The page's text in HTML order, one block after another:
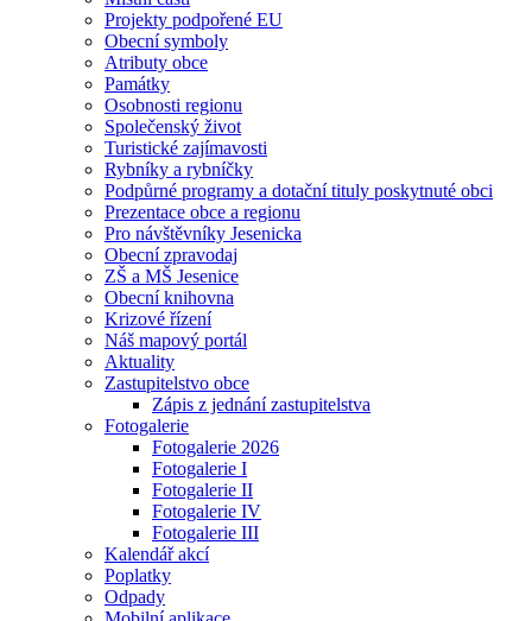
Projekty podpořené EU
Obecní symboly
Atributy obce
Památky
Osobnosti regionu
Společenský život
Turistické zajímavosti
Rybníky a rybníčky
Podpůrné programy a dotační tituly poskytnuté obci
Prezentace obce a regionu
Pro návštěvníky Jesenicka
Obecní zpravodaj
ZŠ a MŠ Jesenice
Obecní knihovna
Krizové řízení
Náš mapový portál
Aktuality
Zastupitelstvo obce
Zápis z jednání zastupitelstva
Fotogalerie
Fotogalerie 2026
Fotogalerie I
Fotogalerie II
Fotogalerie IV
Fotogalerie III
Kalendář akcí
Poplatky
Odpady